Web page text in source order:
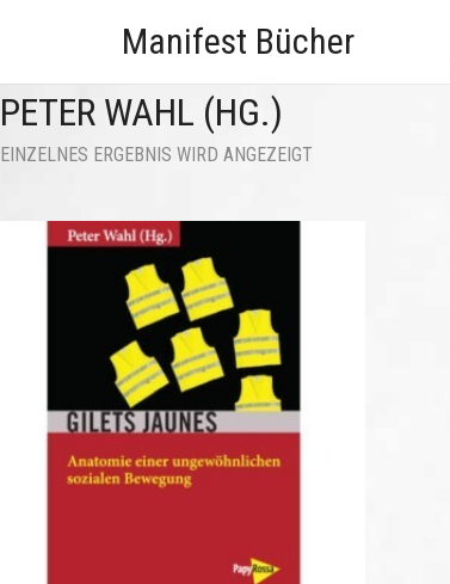
Manifest Bücher
PETER WAHL (HG.)
EINZELNES ERGEBNIS WIRD ANGEZEIGT